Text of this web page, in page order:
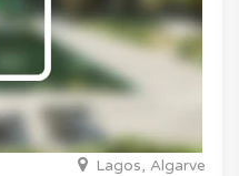
Lagos, Algarve